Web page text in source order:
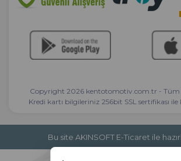
Copyright 2026 kentotomotiv.com.tr - Tüm
Kredi kartı bilgileriniz 256bit SSL sertifikası
Bu site AKINSOFT E-Ticaret ile